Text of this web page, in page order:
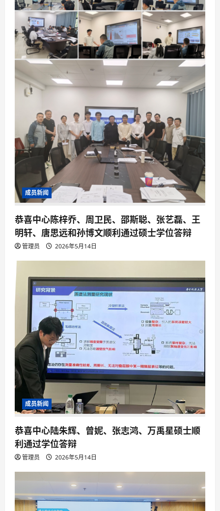
成员新闻
恭喜中心陈梓乔、周卫民、邵斯聪、张艺磊、王
明轩、唐思远和孙博文顺利通过硕士学位答辩
管理员 2026年5月14日
成员新闻
恭喜中心陆朱辉、曾妮、张志鸿、万禹星硕士顺
利通过学位答辩
管理员 2026年5月14日